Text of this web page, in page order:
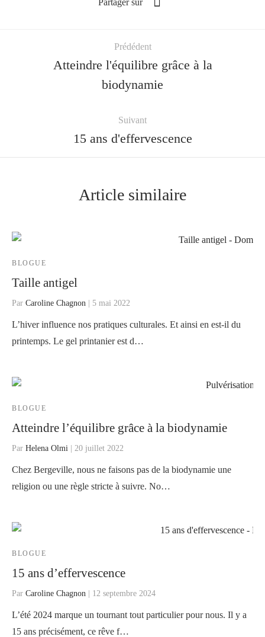
Partager sur
Prédédent
Atteindre l'équilibre grâce à la
biodynamie
Suivant
15 ans d'effervescence
Article similaire
BLOGUE
Taille antigel
Par Caroline Chagnon | 5 mai 2022
L’hiver influence nos pratiques culturales. Et ainsi en est-il du
printemps. Le gel printanier est d…
BLOGUE
Atteindre l’équilibre grâce à la biodynamie
Par Helena Olmi | 20 juillet 2022
Chez Bergeville, nous ne faisons pas de la biodynamie une
religion ou une règle stricte à suivre. No…
BLOGUE
15 ans d’effervescence
Par Caroline Chagnon | 12 septembre 2024
L’été 2024 marque un tournant tout particulier pour nous. Il y a
15 ans précisément, ce rêve f…